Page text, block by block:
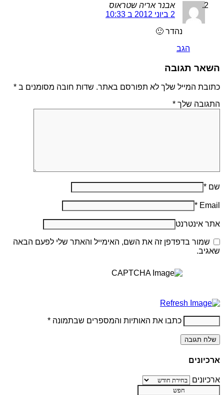
אבנר אריה שטראוס
2 ביוני 2012 ב 10:33
נהדר 🙂
הגב
השאר תגובה
כתובת המייל שלך לא תפורסם באתר. שדות חובה מסומנים ב *
התגובה שלך *
שם *
Email
*
אתר אינטרנט
שמור בדפדפן זה את השם, האימייל והאתר שלי לפעם הבאה
שאגיב.
כתבו את האותיות והמספרים שבתמונה *
ארכיונים
ארכיונים